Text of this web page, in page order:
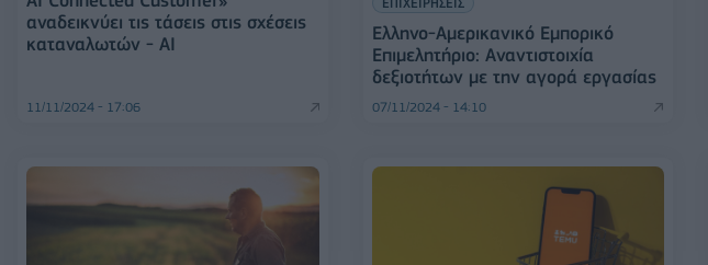
αναδεικνύει τις τάσεις στις σχέσεις
καταναλωτών - AI
11/11/2024 - 17:06
Ελληνο-Αμερικανικό Εμπορικό
Επιμελητήριο: Αναντιστοιχία
δεξιοτήτων με την αγορά εργασίας
07/11/2024 - 14:10